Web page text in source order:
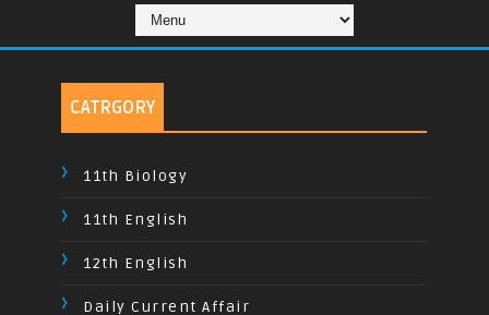
CATRGORY
11th Biology
11th English
12th English
Daily Current Affair